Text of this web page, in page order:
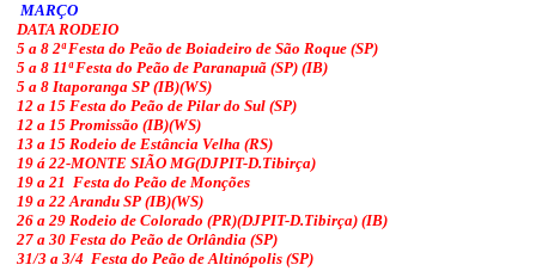
MARÇO
DATA RODEIO
5 a 8 2ª Festa do Peão de Boiadeiro de São Roque (SP)
5 a 8 11ª Festa do Peão de Paranapuã (SP) (IB)
5 a 8 Itaporanga SP (IB)(WS)
12 a 15 Festa do Peão de Pilar do Sul (SP)
12 a 15 Promissão (IB)(WS)
13 a 15 Rodeio de Estância Velha (RS)
19 á 22-MONTE SIÃO MG(DJPIT-D.Tibirça)
19 a 21 Festa do Peão de Monções
19 a 22 Arandu SP (IB)(WS)
26 a 29 Rodeio de Colorado (PR)(DJPIT-D.Tibirça) (IB)
27 a 30 Festa do Peão de Orlândia (SP)
31/3 a 3/4 Festa do Peão de Altinópolis (SP)